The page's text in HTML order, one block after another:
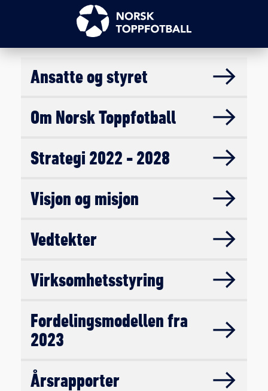
Ansatte og styret
Om Norsk Toppfotball
Strategi 2022 - 2028
Visjon og misjon
Vedtekter
Virksomhetsstyring
Fordelingsmodellen fra
2023
Årsrapporter